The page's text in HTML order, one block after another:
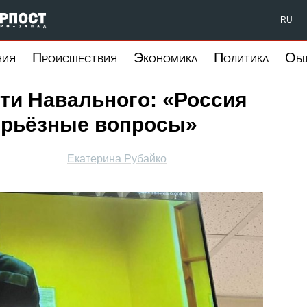
Форпост Северо-Запад RU
Происшествия Экономика Политика
Навального: «Россия
вопросы»
Екатерина Рубайко